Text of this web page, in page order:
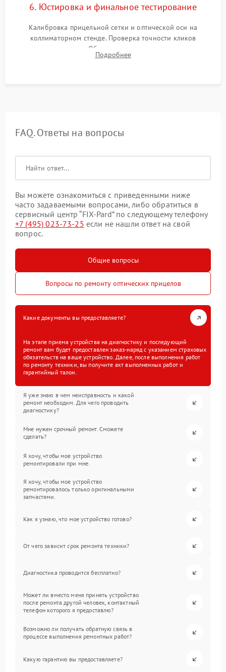
6. Юстировка и финальное тестирование
Калибровка прицельной сетки и оптической оси на
коллиматорном стенде. Проверка точности кликов
механизма поправок. Обязательное испытание прицела на
ударном стенде для проверки устойчивости к отдаче и
Подробнее
FAQ. Ответы на вопросы
Вы можете ознакомиться с приведенными ниже
часто задаваемыми вопросами, либо обратиться в
сервисный центр “FIX-Pard” по следующему телефону
+7 (495) 023-73-25 если не нашли ответ на свой
вопрос.
Общие вопросы
Вопросы по ремонту оптических прицелов
Какие документы вы предоставляете?
На этапе приема устройства на диагностику и последующий
ремонт вам будет предоставлен заказ-наряд с указанием страховых
обязательств на ваше устройство. Далее, после выполнения работ
по ремонту техники, вы получите акт выполненных работ и
гарантийный талон.
Я уже знаю в чем неисправность и какой
ремонт необходим. Для чего проводить
диагностику?
Мне нужен срочный ремонт. Сможете
сделать?
Я хочу, чтобы мое устройство
ремонтировали при мне.
Я хочу, чтобы мое устройство
ремонтировалось только оригинальными
запчастями.
Как я узнаю, что мое устройство готово?
От чего зависит срок ремонта техники?
Диагностика проводится бесплатно?
Может ли вместо меня принять устройство
после ремонта другой человек, контактный
телефон которого я предоставлю?
Возможно ли получать обратную связь в
процессе выполнения ремонтных работ?
Какую гарантию вы предоставляете?